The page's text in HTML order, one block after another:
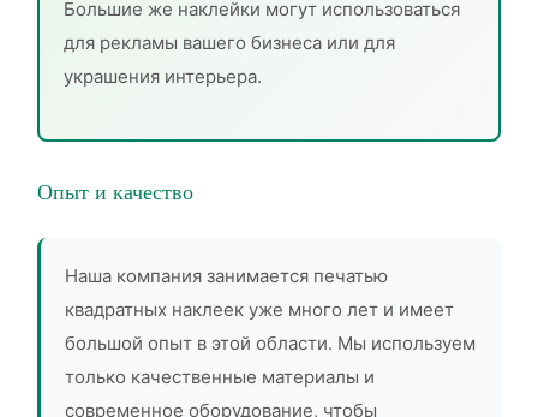
Большие же наклейки могут использоваться
для рекламы вашего бизнеса или для
украшения интерьера.
Опыт и качество
Наша компания занимается печатью
квадратных наклеек уже много лет и имеет
большой опыт в этой области. Мы используем
только качественные материалы и
современное оборудование, чтобы